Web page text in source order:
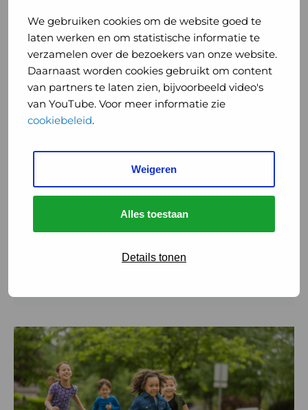
We gebruiken cookies om de website goed te
laten werken en om statistische informatie te
verzamelen over de bezoekers van onze website.
Daarnaast worden cookies gebruikt om content
van partners te laten zien, bijvoorbeeld video's
van YouTube. Voor meer informatie zie
cookiebeleid.
Weigeren
Alles toestaan
Details tonen
tram (video)
Steeds meer plekken in Nederland zijn óf
worden omgedoopt tot rook- en vapevrije
zones. Op vele kinderboerderijen, stranden,
sportverenigingen en terrassen zijn ...
Rookvrij
wachten
bus,
metro
(video)
Lees
meer
over
Landelijke
nota